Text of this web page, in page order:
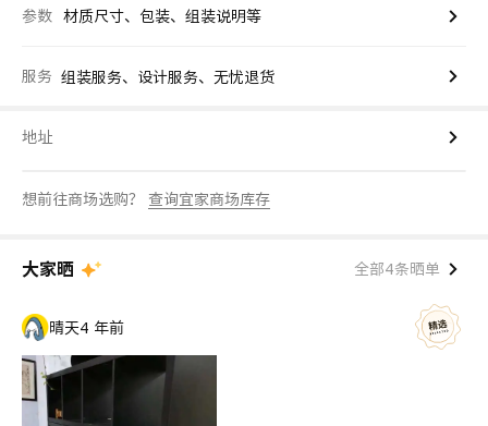
参数 材质尺寸、包装、组装说明等
服务 组装服务、设计服务、无忧退货
地址
想前往商场选购？ 查询宜家商场库存
大家晒 全部4条晒单
晴天4 年前